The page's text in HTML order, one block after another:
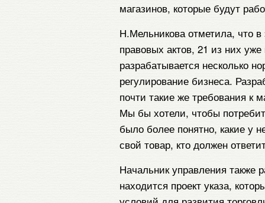
магазинов, которые будут
Н.Мельникова отметила, что
правовых актов, 21 из них
разрабатывается несколько
регулирование бизнеса.
почти такие же требования к
Мы бы хотели, чтобы
было более понятно, какие у
свой товар, кто должен
Начальник управления также
находится проект указа,